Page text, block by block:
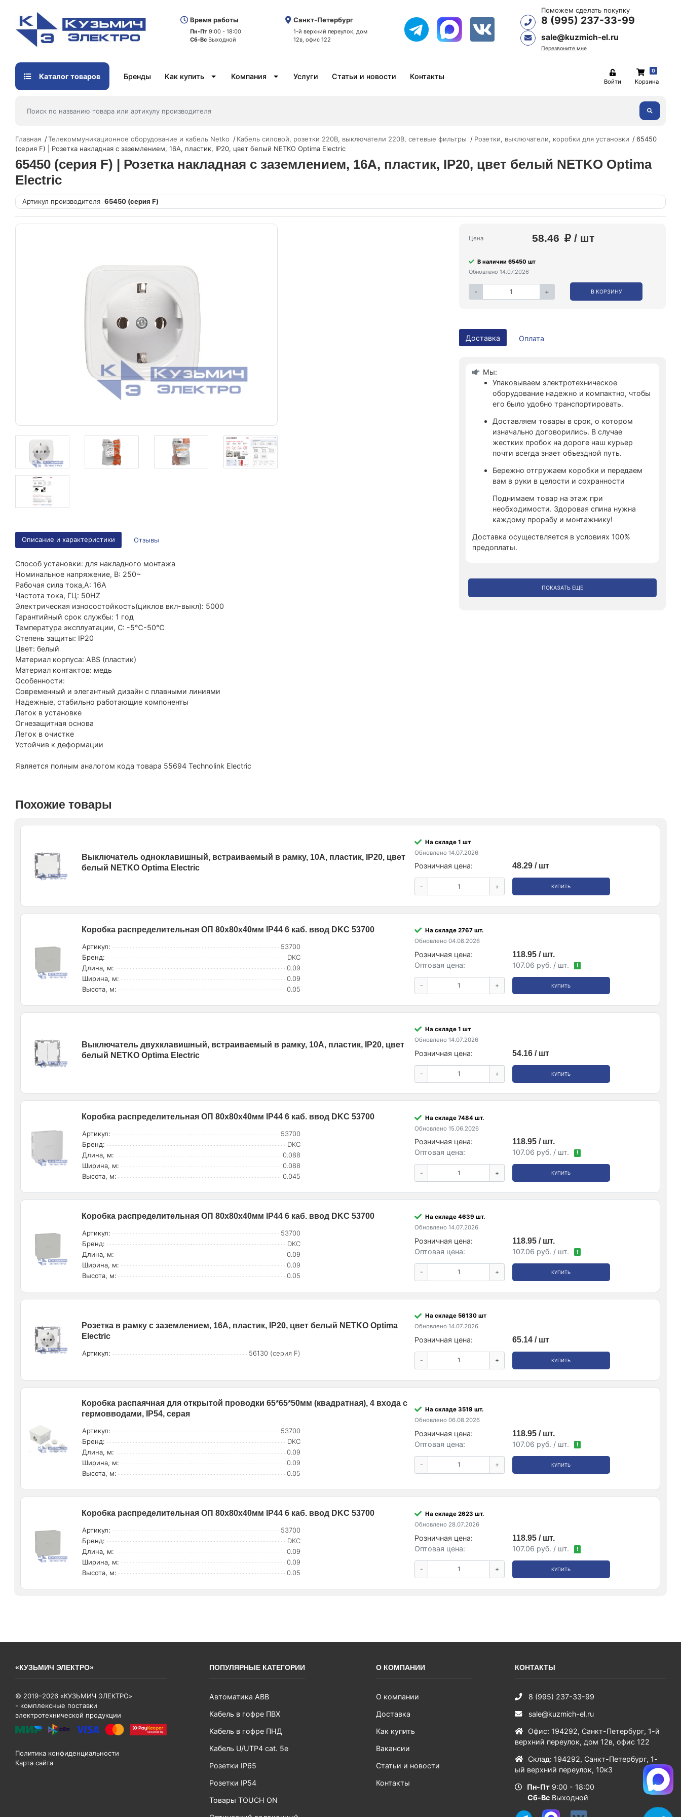
Время работы
Пн-Пт 9:00 - 18:00
Сб-Вс Выходной
Санкт-Петербург
1-й верхний переулок, дом
12в, офис 122
Поможем сделать покупку
8 (995) 237-33-99
sale@kuzmich-el.ru
Перезвоните мне
Каталог товаров Бренды Как купить Компания Услуги Статьи и новости Контакты
Войти
0
Корзина
Главная Телекоммуникационное оборудование и кабель Netko Кабель силовой, розетки 220В, выключатели 220В, сетевые фильтры Розетки, выключатели, коробки для установки
65450
(серия F) | Розетка накладная с заземлением, 16A, пластик, IP20, цвет белый NETKO Optima Electric
65450 (серия F) | Розетка накладная с заземлением, 16A, пластик, IP20, цвет белый NETKO Optima
Electric
Артикул производителя 65450 (серия F)
Цена 58.46 / шт
В наличии 65450 шт
Обновлено 14.07.2026
- + В КОРЗИНУ
Доставка Оплата
Мы:
Упаковываем электротехническое
оборудование надежно и компактно, чтобы
его было удобно транспортировать.
Доставляем товары в срок, о котором
изначально договорились. В случае
жестких пробок на дороге наш курьер
почти всегда знает объездной путь.
Бережно отгружаем коробки и передаем
вам в руки в целости и сохранности
Поднимаем товар на этаж при
необходимости. Здоровая спина нужна
каждому прорабу и монтажнику!
Доставка осуществляется в условиях 100%
предоплаты.
ПОКАЗАТЬ ЕЩЕ
Описание и характеристики Отзывы
Способ установки: для накладного монтажа
Номинальное напряжение, В: 250~
Рабочая сила тока,A: 16A
Частота тока, ГЦ: 50HZ
Электрическая износостойкость(циклов вкл-выкл): 5000
Гарантийный срок службы: 1 год
Температура эксплуатации, C: -5℃-50℃
Степень защиты: IP20
Цвет: белый
Материал корпуса: ABS (пластик)
Материал контактов: медь
Особенности:
Современный и элегантный дизайн с плавными линиями
Надежные, стабильно работающие компоненты
Легок в установке
Огнезащитная основа
Легок в очистке
Устойчив к деформации
Является полным аналогом кода товара 55694 Technolink Electric
Похожие товары
Выключатель одноклавишный, встраиваемый в рамку, 10A, пластик, IP20, цвет
белый NETKO Optima Electric
На складе 1 шт
Обновлено 14.07.2026
Розничная цена: 48.29 / шт
- + КУПИТЬ
Коробка распределительная ОП 80х80х40мм IP44 6 каб. ввод DKC 53700
Артикул:
53700
Бренд:
DKC
Длина, м:
0.09
Ширина, м:
0.09
Высота, м:
0.05
На складе 2767 шт.
Обновлено 04.08.2026
Розничная цена:
118.95 / шт.
Оптовая цена:
107.06 руб. / шт. !
- + КУПИТЬ
Выключатель двухклавишный, встраиваемый в рамку, 10A, пластик, IP20, цвет
белый NETKO Optima Electric
На складе 1 шт
Обновлено 14.07.2026
Розничная цена: 54.16 / шт
- + КУПИТЬ
Коробка распределительная ОП 80х80х40мм IP44 6 каб. ввод DKC 53700
Артикул:
53700
Бренд:
DKC
Длина, м:
0.088
Ширина, м:
0.088
Высота, м:
0.045
На складе 7484 шт.
Обновлено 15.06.2026
Розничная цена:
118.95 / шт.
Оптовая цена:
107.06 руб. / шт. !
- + КУПИТЬ
Коробка распределительная ОП 80х80х40мм IP44 6 каб. ввод DKC 53700
Артикул:
53700
Бренд:
DKC
Длина, м:
0.09
Ширина, м:
0.09
Высота, м:
0.05
На складе 4639 шт.
Обновлено 14.07.2026
Розничная цена:
118.95 / шт.
Оптовая цена:
107.06 руб. / шт. !
- + КУПИТЬ
Розетка в рамку с заземлением, 16А, пластик, IP20, цвет белый NETKO Optima
Electric
Артикул: 56130 (серия F)
На складе 56130 шт
Обновлено 14.07.2026
Розничная цена: 65.14 / шт
- + КУПИТЬ
Коробка распаячная для открытой проводки 65*65*50мм (квадратная), 4 входа с
гермовводами, IP54, серая
Артикул:
53700
Бренд:
DKC
Длина, м:
0.09
Ширина, м:
0.09
Высота, м:
0.05
На складе 3519 шт.
Обновлено 06.08.2026
Розничная цена:
118.95 / шт.
Оптовая цена:
107.06 руб. / шт. !
- + КУПИТЬ
Коробка распределительная ОП 80х80х40мм IP44 6 каб. ввод DKC 53700
Артикул:
53700
Бренд:
DKC
Длина, м:
0.09
Ширина, м:
0.09
Высота, м:
0.05
На складе 2623 шт.
Обновлено 28.07.2026
Розничная цена:
118.95 / шт.
Оптовая цена:
107.06 руб. / шт. !
- + КУПИТЬ
«КУЗЬМИЧ ЭЛЕКТРО»
© 2019–2026 «КУЗЬМИЧ ЭЛЕКТРО»
- комплексные поставки
электротехнической продукции
Политика конфиденциальности
Карта сайта
ПОПУЛЯРНЫЕ КАТЕГОРИИ
Автоматика ABB
Кабель в гофре ПВХ
Кабель в гофре ПНД
Кабель U/UTP4 cat. 5e
Розетки IP65
Розетки IP54
Товары TOUCH ON
О КОМПАНИИ
О компании
Доставка
Как купить
Вакансии
Статьи и новости
Контакты
КОНТАКТЫ
8 (995) 237-33-99
sale@kuzmich-el.ru
Офис: 194292, Санкт-Петербург, 1-й
верхний переулок, дом 12в, офис 122
Склад: 194292, Санкт-Петербург, 1-
ый верхний переулок, 10к3
Пн-Пт 9:00 - 18:00
Сб-ВсВыходной